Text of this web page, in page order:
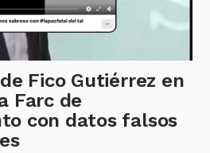
ZOOM
Fico Gutiérrez en
Farc de
con datos falsos